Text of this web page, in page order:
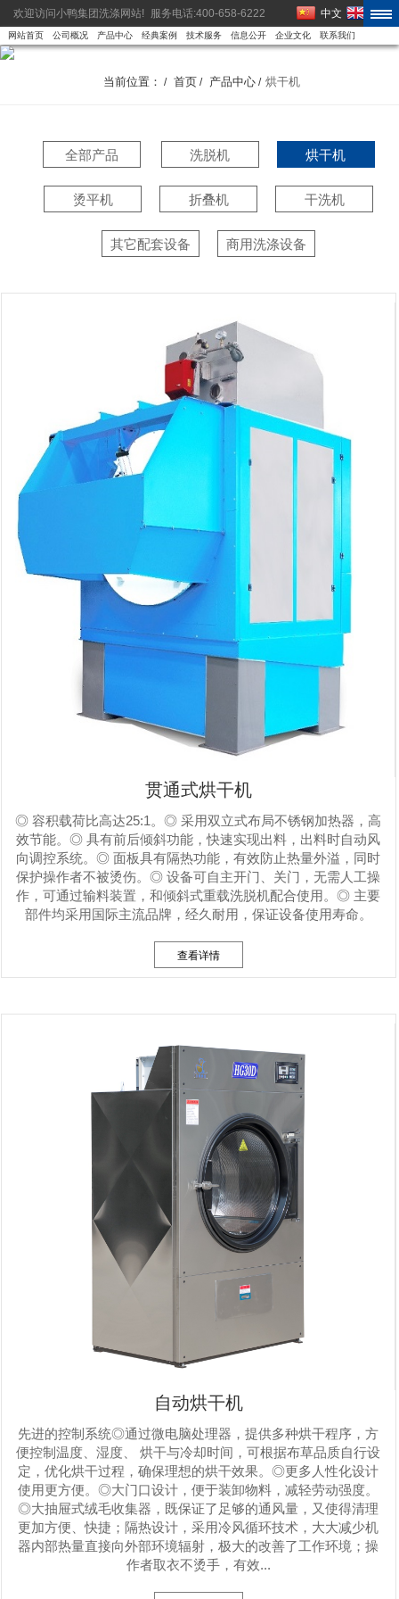
欢迎访问小鸭集团洗涤网站! 中文 EN
服务电话:400-658-6222
网站首页 公司概况 产品中心 经典案例 技术服务 信息公开 企业文化 联系我们
当前位置： / 首页 / 产品中心 / 烘干机
全部产品 洗脱机 烘干机
烫平机 折叠机 干洗机
其它配套设备 商用洗涤设备
贯通式烘干机
◎ 容积载荷比高达25:1。◎ 采用双立式布局不锈钢加热器，高
效节能。◎ 具有前后倾斜功能，快速实现出料，出料时自动风
向调控系统。◎ 面板具有隔热功能，有效防止热量外溢，同时
保护操作者不被烫伤。◎ 设备可自主开门、关门，无需人工操
作，可通过输料装置，和倾斜式重载洗脱机配合使用。◎ 主要
部件均采用国际主流品牌，经久耐用，保证设备使用寿命。
查看详情
自动烘干机
先进的控制系统◎通过微电脑处理器，提供多种烘干程序，方
便控制温度、湿度、 烘干与冷却时间，可根据布草品质自行设
定，优化烘干过程，确保理想的烘干效果。◎更多人性化设计
使用更方便。◎大门口设计，便于装卸物料，减轻劳动强度。
◎大抽屉式绒毛收集器，既保证了足够的通风量，又使得清理
更加方便、快捷；隔热设计，采用冷风循环技术，大大减少机
器内部热量直接向外部环境辐射，极大的改善了工作环境；操
作者取衣不烫手，有效...